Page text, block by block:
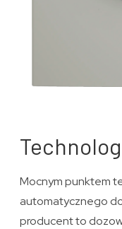
Mocnym punktem
automatycznego
producent to